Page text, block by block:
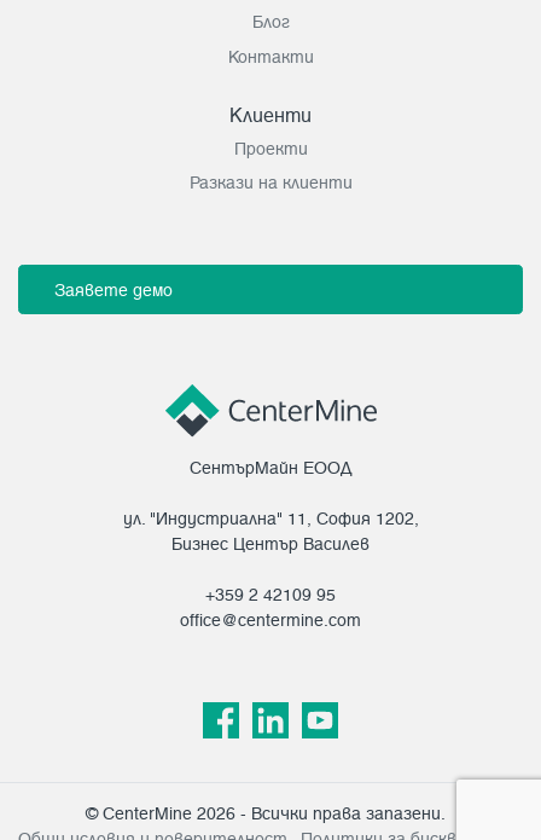
Блог
Контакти
Клиенти
Проекти
Разкази на клиенти
Заявете демо
СентърМайн ЕООД
ул. "Индустриална" 11, София 1202,
Бизнес Център Василев
+359 2 42109 95
office@centermine.com
© CenterMine 2026 - Всички права запазени.